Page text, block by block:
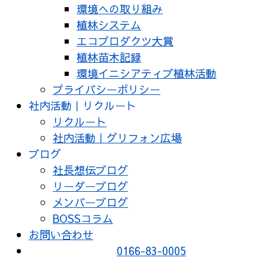
環境への取り組み
植林システム
エコプロダクツ大賞
植林苗木記録
環境イニシアティブ植林活動
プライバシーポリシー
社内活動｜リクルート
リクルート
社内活動｜グリフォン広場
ブログ
社長想伝ブログ
リーダーブログ
メンバーブログ
BOSSコラム
お問い合わせ
0166-83-0005